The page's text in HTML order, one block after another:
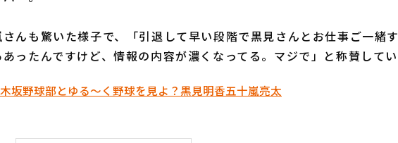
んも驚いた様子で、「引退して早い段階で黒見さんとお仕事ご一緒す
ったんですけど、情報の内容が濃くなってる。マジで」と称賛してい
坂野球部とゆる～く野球を見よ？黒見明香五十嵐亮太